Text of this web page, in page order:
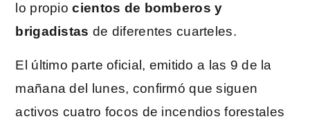
lo propiocientos de bomberos y
brigadistas de diferentes cuarteles.
El último parte oficial, emitido a las 9 de la
mañana del lunes, confirmó que siguen
activos cuatro focos de incendios forestales